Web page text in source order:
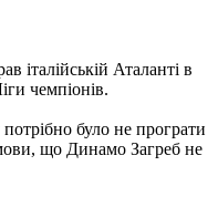
італійській Аталанті в
чемпіонів.
було не програти
що Динамо Загреб не